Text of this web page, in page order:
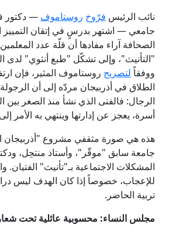
نائب الرئيس فروخ روستاموف — دكتور
جامعي — اشتهر بدرسٍ في إتقان
الصحافة آراء مفادها أن قلّة عدد
"التأنيث"، وإلى تشكّل "طبع أنثوي" لدى
ووفقاًلتصريح روستاموف المثير، فإن
الطلاق في أذربيجان مردّه إلى أن
الرجال: فالفتى الذي نشأ منذ الصغر
أسرة، يعجز عن إدارتها وينتهي به الأمر
هذه هي صورة مثقفي مشروع "أذربيجان
جامعة سابق "موقّر"، وأستاذ منتحِل،
المشكلات الاجتماعية بـ"تأنيث" الفتيان.
للإعجاب، خصوصاً إذا كان الهدف ليس
تربية الحاضر.
مجلس النساء: محسوبية عائلية تحت